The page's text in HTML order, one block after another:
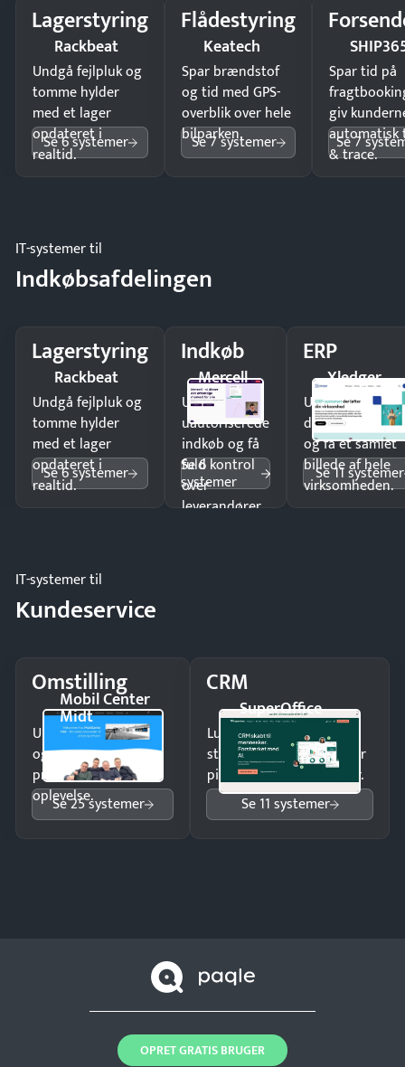
Lagerstyring
Rackbeat
Undgå fejlpluk og
tomme hylder
med et lager
opdateret i
realtid.
Se 6 systemer
Flådestyring
Keatech
Spar brændstof
og tid med GPS-
overblik over hele
bilparken.
Se 7 systemer
Spar tid på
giv
automatisk
& trace.
Se 7
IT-systemer til
Indkøbsafdelingen
Lagerstyring
Rackbeat
Undgå fejlpluk og
tomme hylder
med et lager
opdateret i
realtid.
Se 6 systemer
Indkøb
Mercell
Undgå
uautoriserede
indkøb og få
fuld kontrol
over
leverandører
Se 6
systemer
ERP
Xledger
Undgå
og få ét samlet
billede af hele
virksomheden.
Se 11 systemer
IT-systemer til
Kundeservice
Omstilling
Mobil Center
Midt
Undgå tabte opkald
og giv kunderne en
professionel
oplevelse.
Se 25 systemer
CRM
SuperOffice
Luk flere salg med et
struktureret overblik over
pipeline og opfølgninger.
Se 11 systemer
OPRET GRATIS BRUGER